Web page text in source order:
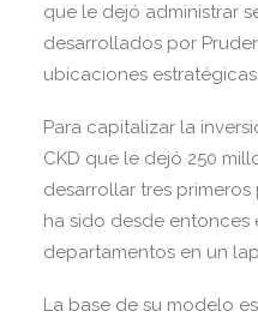
que le dejó administrar
desarrollados por
ubicaciones estratégicas.
Para capitalizar la
CKD que le dejó 250
desarrollar tres
ha sido desde entonces
departamentos en un
La base de su modelo